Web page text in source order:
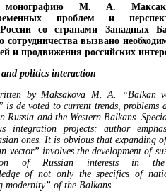
М. А.
проблем и
России со странами Западных
сотрудничества вызвано
и продвижения российских
politics interaction
by Maksakova M. A. “Balkan
is de voted to current trends, problems
Russia and the Western Balkans.
integration projects: author
ones. It is obvious that expanding
vector” involves the development of
of Russian interests in
of not only the specifics of
modernity” of the Balkans.